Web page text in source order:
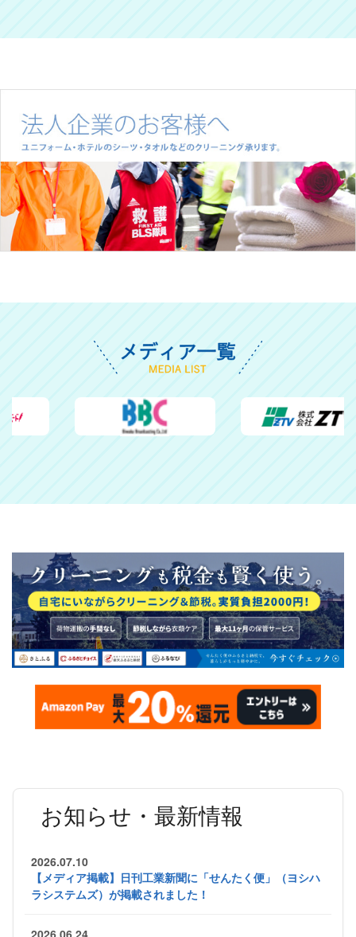
お知らせ・最新情報
2026.07.10
【メディア掲載】日刊工業新聞に「せんたく便」（ヨシハ
ラシステムズ）が掲載されました！